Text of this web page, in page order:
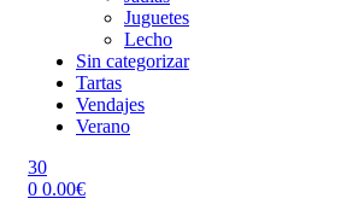
Juguetes
Lecho
Sin categorizar
Tartas
Vendajes
Verano
30
0 0.00€